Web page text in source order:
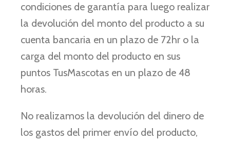
condiciones de garantía para luego realizar
la devolución del monto del producto a su
cuenta bancaria en un plazo de 72hr o la
carga del monto del producto en sus
puntos TusMascotas en un plazo de 48
horas.
No realizamos la devolución del dinero de
los gastos del primer envío del producto,